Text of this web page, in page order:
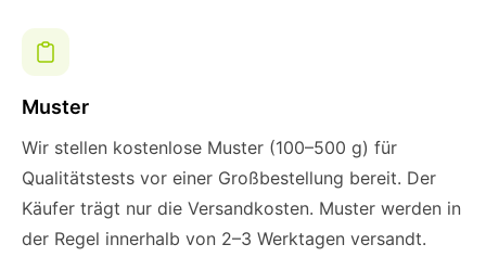
Muster
Wir stellen kostenlose Muster (100–500 g) für
Qualitätstests vor einer Großbestellung bereit. Der
Käufer trägt nur die Versandkosten. Muster werden in
der Regel innerhalb von 2–3 Werktagen versandt.